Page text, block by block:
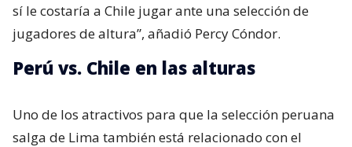
sí le costaría a Chile jugar ante una selección de
jugadores de altura”, añadió Percy Cóndor.
Perú vs. Chile en las alturas
Uno de los atractivos para que la selección peruana
salga de Lima también está relacionado con el